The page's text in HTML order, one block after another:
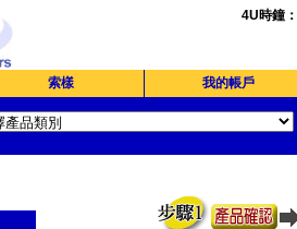
4U時鐘：
索樣 我的帳戶